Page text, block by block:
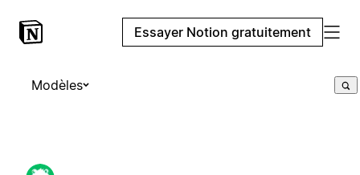
Essayer Notion gratuitement
Modèles